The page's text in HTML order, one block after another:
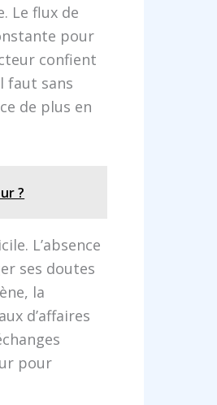
Le flux de
pour
confient
faut sans
de plus en
?
L’absence
ses doutes
la
d’affaires
pour